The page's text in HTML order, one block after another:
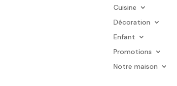
Cuisine
Décoration
Enfant
Promotions
Notre maison